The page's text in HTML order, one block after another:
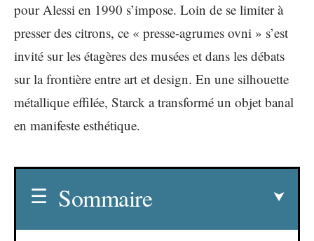
pour Alessi en 1990 s’impose. Loin de se limiter à
presser des citrons, ce « presse-agrumes ovni » s’est
invité sur les étagères des musées et dans les débats
sur la frontière entre art et design. En une silhouette
métallique effilée, Starck a transformé un objet banal
en manifeste esthétique.
Sommaire